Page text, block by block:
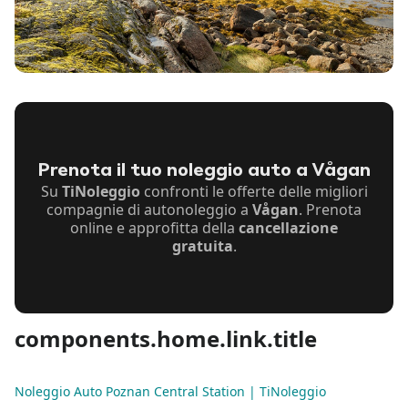
Prenota il tuo noleggio auto a Vågan
Su TiNoleggioconfronti le offerte delle migliori
compagnie di autonoleggio a Vågan. Prenota
online e approfitta della cancellazione
gratuita.
components.home.link.title
Noleggio Auto Poznan Central Station | TiNoleggio